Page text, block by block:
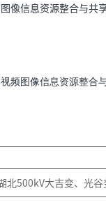
像信息资源整合与共
频图像信息资源整合
大吉变、光谷变、军山变、潺林